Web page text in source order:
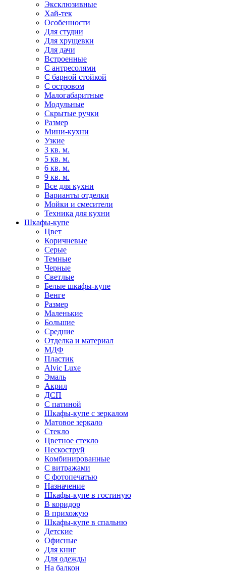
Эксклюзивные
Хай-тек
Особенности
Для студии
Для хрущевки
Для дачи
Встроенные
С антресолями
С барной стойкой
С островом
Малогабаритные
Модульные
Скрытые ручки
Размер
Мини-кухни
Узкие
3 кв. м.
5 кв. м.
6 кв. м.
9 кв. м.
Все для кухни
Варианты отделки
Мойки и смесители
Техника для кухни
Шкафы-купе
Цвет
Коричневые
Серые
Темные
Черные
Светлые
Белые шкафы-купе
Венге
Размер
Маленькие
Большие
Средние
Отделка и материал
МДФ
Пластик
Alvic Luxe
Эмаль
Акрил
ДСП
С патиной
Шкафы-купе с зеркалом
Матовое зеркало
Стекло
Цветное стекло
Пескоструй
Комбинированные
С витражами
С фотопечатью
Назначение
Шкафы-купе в гостиную
В коридор
В прихожую
Шкафы-купе в спальню
Детские
Офисные
Для книг
Для одежды
На балкон